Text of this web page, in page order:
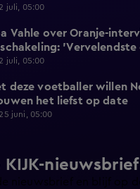
juli, 05:00
Vahle over Oranje-
juli, 05:00
deze voetballer willen
het liefst op date
juni, 05:00
nieuwsbrief